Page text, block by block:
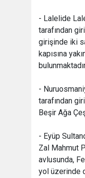
- Lalelide
tarafından
girişinde iki
kapısına
-
tarafından
Beşir Ağa
- Eyüp
Zal Mahmut
avlusunda,
yol üzerinde